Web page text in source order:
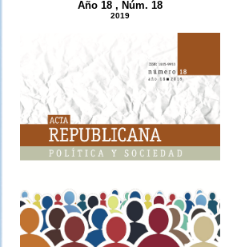
Año 18 , Núm. 18
2019